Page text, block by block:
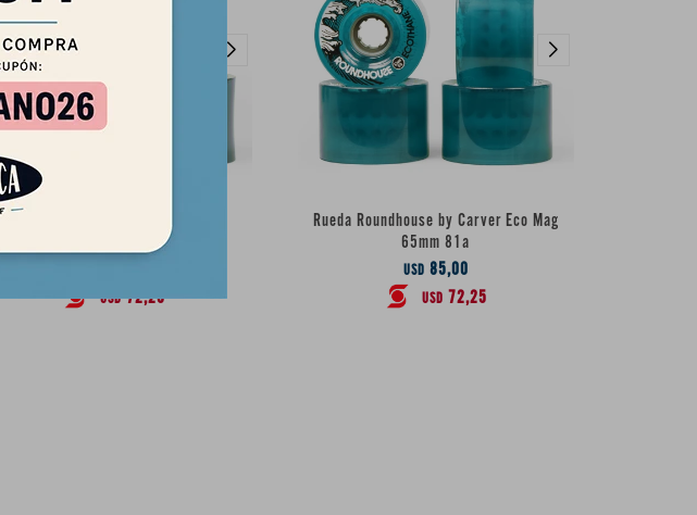
Concavas 69mm 81a
USD 72,25
Rueda Roundhouse by Carver Eco Mag
65mm 81a
USD 85,00
USD 72,25